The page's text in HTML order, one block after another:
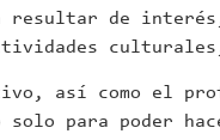
resultar de
así como el
solo para poder